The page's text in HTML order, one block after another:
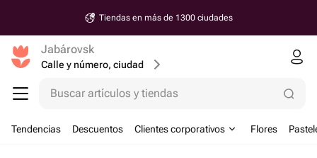
Tiendas en más de 1300 ciudades
Jabárovsk
Calle y número, ciudad
Buscar artículos y tiendas
Tendencias Descuentos Clientes corporativos Flores